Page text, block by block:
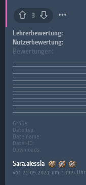
Lehrerbewertung:
Nutzerbewertung:
Bewertungen:
Größe:
Dateityp:
Dateiname:
Datei-ID:
Downloads:
Sara.alessia
vor 21.05.2021 um 10:09 Uhr
3